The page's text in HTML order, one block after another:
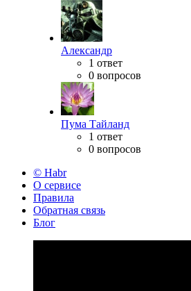
Александр
1 ответ
0 вопросов
Пума Тайланд
1 ответ
0 вопросов
© Habr
О сервисе
Правила
Обратная связь
Блог